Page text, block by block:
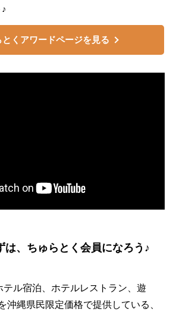
とくアワードページを見る
は、ちゅらとく会員になろう♪
テル宿泊、ホテルレストラン、遊
沖縄県民限定価格で提供している、